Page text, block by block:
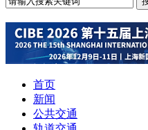
首页
新闻
公共交通